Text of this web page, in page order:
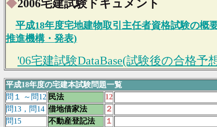
◆2006宅建試験ドキュメント
平成18年度宅地建物取引主任者資格試験の概
推進機構・発表)
'06宅建試験DataBase(試験後の合格予
平成18年度の宅建本試験問題一覧
問１ ～問12 民法
12
問13，問14 借地借家法
２
問15
不動産登記法
１